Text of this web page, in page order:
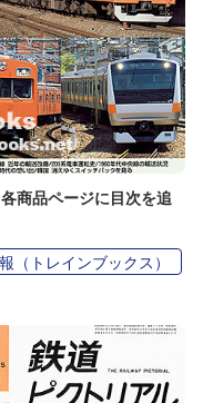
商品ページに目次を追
（トレインブックス）